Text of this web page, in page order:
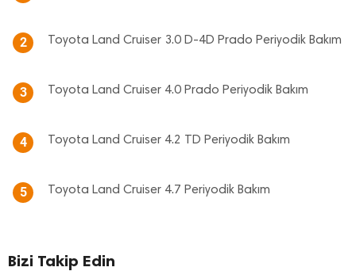
2 Toyota Land Cruiser 3.0 D-4D Prado Periyodik Bakım
3 Toyota Land Cruiser 4.0 Prado Periyodik Bakım
4 Toyota Land Cruiser 4.2 TD Periyodik Bakım
5 Toyota Land Cruiser 4.7 Periyodik Bakım
Bizi Takip Edin